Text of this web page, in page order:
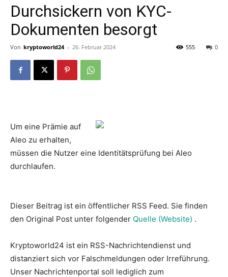
Durchsickern von KYC-
Dokumenten besorgt
Von kryptoworld24 - 26. Februar 2024 0
555
Um eine Prämie auf
Aleo zu erhalten,
müssen die Nutzer eine Identitätsprüfung bei Aleo
durchlaufen.
Dieser Beitrag ist ein öffentlicher RSS Feed. Sie finden
den Original Post unter folgender Quelle (Website) .
Kryptoworld24 ist ein RSS-Nachrichtendienst und
distanziert sich vor Falschmeldungen oder Irreführung.
Unser Nachrichtenportal soll lediglich zum